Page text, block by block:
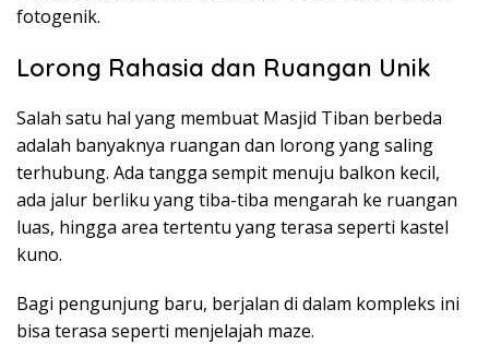
fotogenik.
Lorong Rahasia dan Ruangan Unik
Salah satu hal yang membuat Masjid Tiban berbeda
adalah banyaknya ruangan dan lorong yang saling
terhubung. Ada tangga sempit menuju balkon kecil,
ada jalur berliku yang tiba-tiba mengarah ke ruangan
luas, hingga area tertentu yang terasa seperti kastel
kuno.
Bagi pengunjung baru, berjalan di dalam kompleks ini
bisa terasa seperti menjelajah maze.